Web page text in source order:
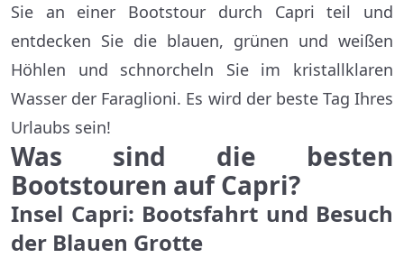
Sie an einer Bootstour durch Capri teil und
entdecken Sie die blauen, grünen und weißen
Höhlen und schnorcheln Sie im kristallklaren
Wasser der Faraglioni. Es wird der beste Tag Ihres
Urlaubs sein!
Was sind die besten
Bootstouren auf Capri?
Insel Capri: Bootsfahrt und Besuch
der Blauen Grotte